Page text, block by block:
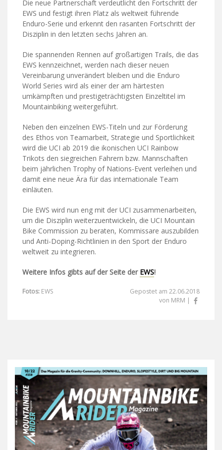
Die neue Partnerschaft verdeutlicht den Fortschritt der
EWS und festigt ihren Platz als weltweit führende
Enduro-Serie und erkennt den rasanten Fortschritt der
Disziplin in den letzten sechs Jahren an.
Die spannenden Rennen auf großartigen Trails, die das
EWS kennzeichnet, werden nach dieser neuen
Vereinbarung unverändert bleiben und die Enduro
World Series wird als einer der am härtesten
umkämpften und prestigeträchtigsten Einzeltitel im
Mountainbiking weitergeführt.
Neben den einzelnen EWS-Titeln und zur Förderung
des Ethos von Teamarbeit, Strategie und Sportlichkeit
wird die UCI ab 2019 die ikonischen UCI Rainbow
Trikots den siegreichen Fahrern bzw. Mannschaften
beim jährlichen Trophy of Nations-Event verleihen und
damit eine neue Ära für das internationale Team
einläuten.
Die EWS wird nun eng mit der UCI zusammenarbeiten,
um die Disziplin weiterzuentwickeln, die UCI Mountain
Bike Commission zu beraten, Kommissare auszubilden
und Anti-Doping-Richtlinien in den Sport der Enduro
weltweit zu integrieren.
Weitere Infos gibts auf der Seite der EWS!
Fotos: EWS
Gepostet am 22.06.2018
von MRM |